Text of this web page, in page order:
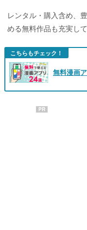
レンタル・購入含め、
める無料作品も充実して
こちらもチェック！
無料漫画
PR